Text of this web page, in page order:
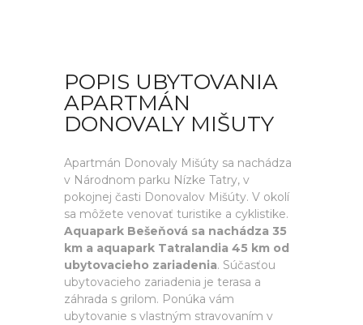
POPIS UBYTOVANIA
APARTMÁN
DONOVALY MIŠUTY
Apartmán Donovaly Mišúty sa nachádza
v Národnom parku Nízke Tatry, v
pokojnej časti Donovalov Mišúty. V okolí
sa môžete venovať turistike a cyklistike.
Aquapark Bešeňová sa nachádza 35
km a aquapark Tatralandia 45 km od
ubytovacieho zariadenia. Súčasťou
ubytovacieho zariadenia je terasa a
záhrada s grilom. Ponúka vám
ubytovanie s vlastným stravovaním v